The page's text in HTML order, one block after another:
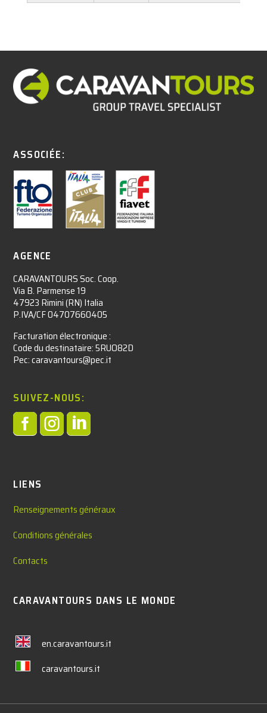
ASSOCIÉE:
AGENCE
CARAVANTOURS Soc. Coop.
Via B. Parmense 19
47923 Rimini (RN) Italia
P.IVA/CF 04707660405
Facturation électronique :​
Code du destinataire: 5RUO82D
Pec: caravantours@pec.it
SUIVEZ-NOUS:

LIENS
Renseignements généraux
Conditions générales
Contacts
CARAVANTOURS DANS LE MONDE
en.caravantours.it
caravantours.it